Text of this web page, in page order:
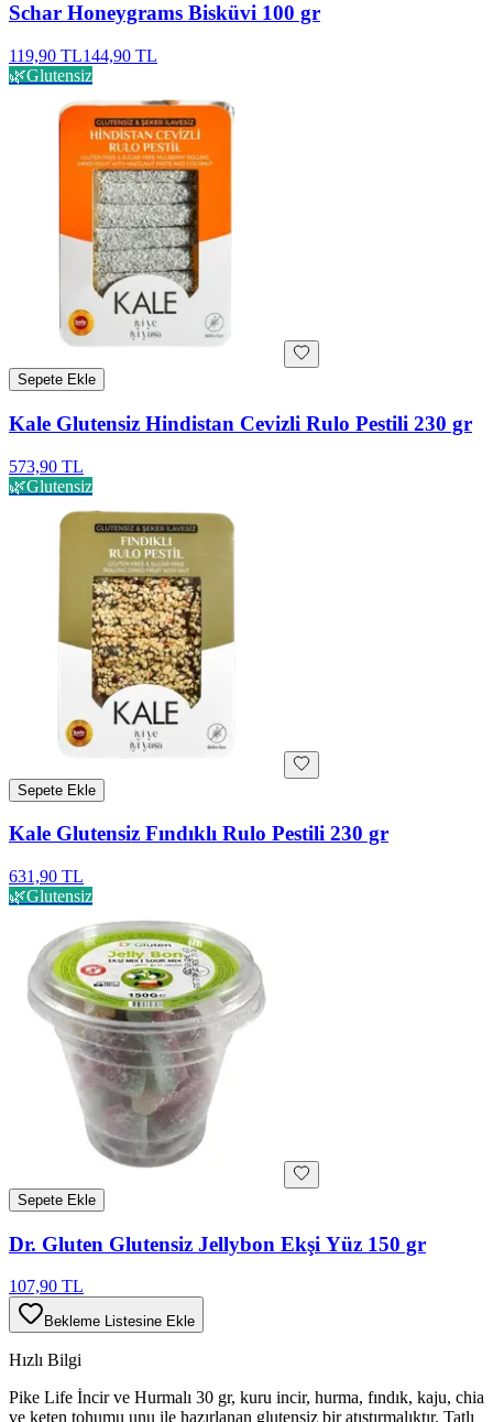
Schar Honeygrams Bisküvi 100 gr
119,90 TL144,90 TL
🌿Glutensiz
Sepete Ekle
Kale Glutensiz Hindistan Cevizli Rulo Pestili 230 gr
573,90 TL
🌿Glutensiz
Sepete Ekle
Kale Glutensiz Fındıklı Rulo Pestili 230 gr
631,90 TL
🌿Glutensiz
Sepete Ekle
Dr. Gluten Glutensiz Jellybon Ekşi Yüz 150 gr
107,90 TL
Bekleme Listesine Ekle
Hızlı Bilgi
Pike Life İncir ve Hurmalı 30 gr, kuru incir, hurma, fındık, kaju, chia
ve keten tohumu unu ile hazırlanan glutensiz bir atıştırmalıktır. Tatlı